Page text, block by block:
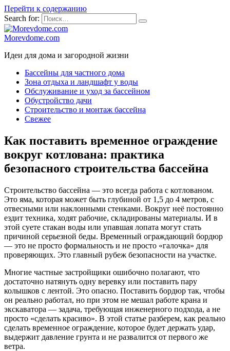
Перейти к содержанию
Search for:
Morevdome.com
Идеи для дома и загородной жизни
Бассейны для частного дома
Зона отдыха и ландшафт у воды
Обслуживание и уход за бассейном
Обустройство дачи
Строительство и монтаж бассейна
Свежее
Как поставить временное ограждение
вокруг котлована: практика
безопасного строительства бассейна
Строительство бассейна — это всегда работа с котлованом.
Это яма, которая может быть глубиной от 1,5 до 4 метров, с
отвесными или наклонными стенками. Вокруг неё постоянно
ездит техника, ходят рабочие, складированы материалы. И в
этой суете стакан воды или упавшая лопата могут стать
причиной серьезной беды. Временный ограждающий бордюр
— это не просто формальность и не просто «галочка» для
проверяющих. Это главный рубеж безопасности на участке.
Многие частные застройщики ошибочно полагают, что
достаточно натянуть одну веревку или поставить пару
колышков с лентой. Это опасно. Поставить бордюр так, чтобы
он реально работал, но при этом не мешал работе крана и
экскаватора — задача, требующая инженерного подхода, а не
просто «сделать красиво». В этой статье разберем, как реально
сделать временное ограждение, которое будет держать удар,
выдержит давление грунта и не развалится от первого же
ветра.